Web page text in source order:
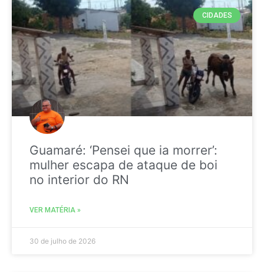
CIDADES
Guamaré: ‘Pensei que ia morrer’:
mulher escapa de ataque de boi
no interior do RN
VER MATÉRIA »
30 de julho de 2026